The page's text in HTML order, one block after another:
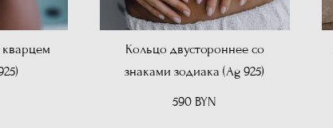
Кольцо двустороннее со
знаками зодиака (Ag 925)
590 BYN